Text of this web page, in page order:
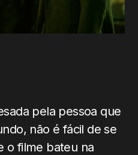
pela pessoa que
não é fácil de se
o filme bateu na